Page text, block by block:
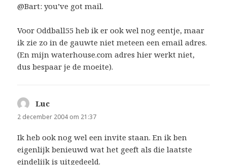
@Bart: you’ve got mail.
Voor Oddball55 heb ik er ook wel nog eentje, maar
ik zie zo in de gauwte niet meteen een email adres.
(En mijn waterhouse.com adres hier werkt niet,
dus bespaar je de moeite).
Luc
2 december 2004 om 21:37
Ik heb ook nog wel een invite staan. En ik ben
eigenlijk benieuwd wat het geeft als die laatste
eindelijk is uitgedeeld.